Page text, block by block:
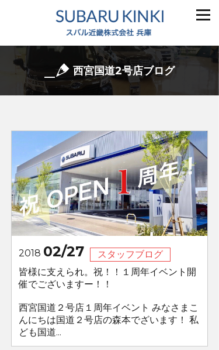
西宮国道2号店ブログ
2018 02/27
スタッフブログ
皆様に支えられ。祝！！１周年イベント開
催でございますー！！
西宮国道２号店１周年イベント みなさまこ
んにちは国道２号店の森本でざいます！ 私
ども国道...